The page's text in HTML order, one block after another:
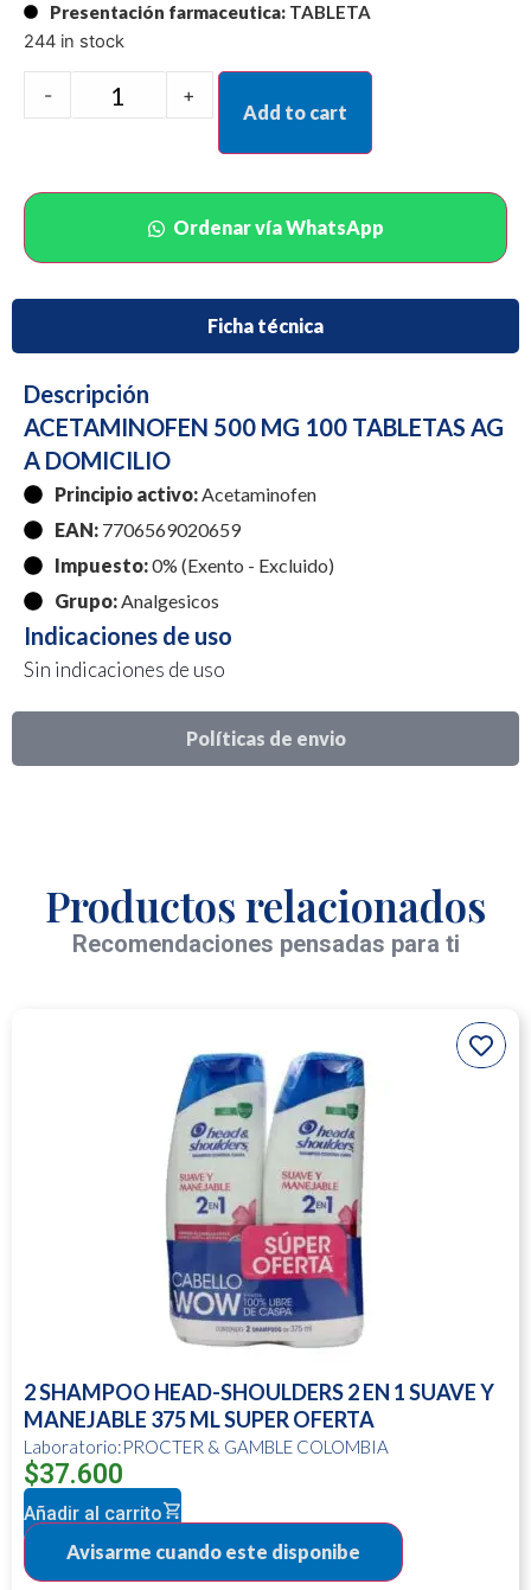
Presentación farmaceutica: TABLETA
244 in stock
- +
Add to cart
Ordenar vía WhatsApp
Ficha técnica
Políticas de envio
Descripción
ACETAMINOFEN 500 MG 100 TABLETAS AG
A DOMICILIO
Principio activo:Acetaminofen
EAN: 7706569020659
Impuesto:0% (Exento - Excluido)
Grupo:Analgesicos
Indicaciones de uso
Sin indicaciones de uso
Productos relacionados
Recomendaciones pensadas para ti
2 SHAMPOO HEAD-SHOULDERS 2 EN 1 SUAVE Y
MANEJABLE 375 ML SUPER OFERTA
Laboratorio:PROCTER & GAMBLE COLOMBIA
$37.600
Añadir al carrito